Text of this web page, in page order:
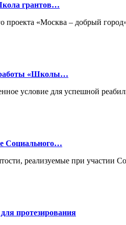
грантов…
проекта «Москва – добрый
работы «Школы…
условие для успешной
Социального…
реализуемые при
протезирования